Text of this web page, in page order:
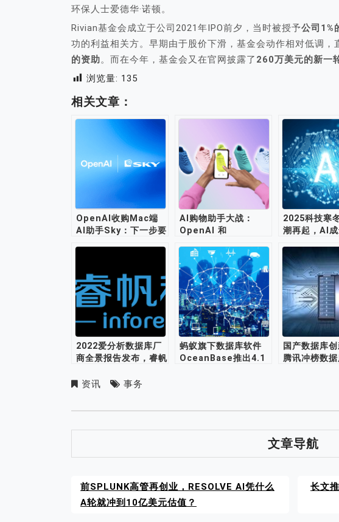
环保人士爱德华·诺顿。
Rivian基金会成立于公司2021年IPO前夕，当时被授予公司1%
功的利益相关方。早期由于股价下滑，基金会动作相对低调，
的资助。而在今年，基金会又在官网披露了 260万美元的新一
浏览量: 135
相关文章：
OpenAI收购Mac端
AI助手Sky：下一步要
AI购物助手大战：
OpenAI 和
户青睐？
2025科技寒
潮再起，AI
2022爱分析数据库厂
商全景报告发布，睿帆
蚂蚁旗下数据库软件
OceanBase推出4.1
国产数据库创
腾讯冲榜数
资讯 事务
文章导航
前SPLUNK高管再创业，RESOLVE AI凭什么
A轮就冲到10亿美元估值？
长文